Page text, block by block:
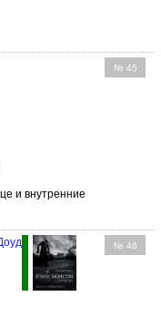
№ 45
и внутренние
№ 46